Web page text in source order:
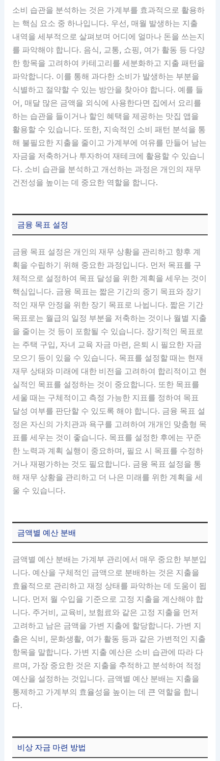
소비 습관을 분석하는 것은 가계부를 효과적으로 활용하
는 핵심 요소 중 하나입니다. 우선, 매월 발생하는 지출
내역을 세부적으로 살펴보며 어디에 얼마나 돈을 쓰는지
를 파악해야 합니다. 음식, 교통, 쇼핑, 여가 활동 등 다양
한 항목을 고려하여 카테고리를 세분화하고 지출 패턴을
파악합니다. 이를 통해 과다한 소비가 발생하는 부분을
식별하고 절약할 수 있는 방안을 찾아야 합니다. 예를 들
어, 매달 많은 금액을 외식에 사용한다면 집에서 요리를
하는 습관을 들이거나 할인 혜택을 제공하는 맛집 앱을
활용할 수 있습니다. 또한, 지속적인 소비 패턴 분석을 통
해 불필요한 지출을 줄이고 가계부에 여유를 만들어 남는
자금을 저축하거나 투자하여 재테크에 활용할 수 있습니
다. 소비 습관을 분석하고 개선하는 과정은 개인의 재무
건전성을 높이는 데 중요한 역할을 합니다.
금융 목표 설정
금융 목표 설정은 개인의 재무 상황을 관리하고 향후 계
획을 수립하기 위해 중요한 과정입니다. 먼저 목표를 구
체적으로 설정하여 목표 달성을 위한 계획을 세우는 것이
핵심입니다. 금융 목표는 짧은 기간의 중기 목표와 장기
적인 재무 안정을 위한 장기 목표로 나뉩니다. 짧은 기간
목표로는 월급의 일정 부분을 저축하는 것이나 월별 지출
을 줄이는 것 등이 포함될 수 있습니다. 장기적인 목표로
는 주택 구입, 자녀 교육 자금 마련, 은퇴 시 필요한 자금
모으기 등이 있을 수 있습니다. 목표를 설정할 때는 현재
재무 상태와 미래에 대한 비전을 고려하여 합리적이고 현
실적인 목표를 설정하는 것이 중요합니다. 또한 목표를
세울 때는 구체적이고 측정 가능한 지표를 정하여 목표
달성 여부를 판단할 수 있도록 해야 합니다. 금융 목표 설
정은 자신의 가치관과 욕구를 고려하여 개개인 맞춤형 목
표를 세우는 것이 좋습니다. 목표를 설정한 후에는 꾸준
한 노력과 계획 실행이 중요하며, 필요 시 목표를 수정하
거나 재평가하는 것도 필요합니다. 금융 목표 설정을 통
해 재무 상황을 관리하고 더 나은 미래를 위한 계획을 세
울 수 있습니다.
금액별 예산 분배
금액별 예산 분배는 가계부 관리에서 매우 중요한 부분입
니다. 예산을 구체적인 금액으로 분배하는 것은 지출을
효율적으로 관리하고 재정 상태를 파악하는 데 도움이 됩
니다. 먼저 월 수입을 기준으로 고정 지출을 계산해야 합
니다. 주거비, 교육비, 보험료와 같은 고정 지출을 먼저
고려하고 남은 금액을 가변 지출에 할당합니다. 가변 지
출은 식비, 문화생활, 여가 활동 등과 같은 가변적인 지출
항목을 말합니다. 가변 지출 예산은 소비 습관에 따라 다
르며, 가장 중요한 것은 지출을 추적하고 분석하여 적정
예산을 설정하는 것입니다. 금액별 예산 분배는 지출을
통제하고 가계부의 효율성을 높이는 데 큰 역할을 합니
다.
비상 자금 마련 방법